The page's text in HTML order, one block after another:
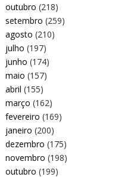
outubro (218)
setembro (259)
agosto (210)
julho (197)
junho (174)
maio (157)
abril (155)
março (162)
fevereiro (169)
janeiro (200)
dezembro (175)
novembro (198)
outubro (199)